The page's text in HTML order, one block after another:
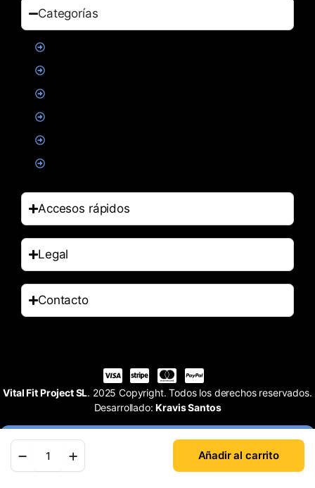
Añadir al carrito
Categorías
Accesos rápidos
Legal
Contacto
Vital Fit Project SL. 2025 Copyright. Todos los derechos reservados.
Desarrollado:Kravis Santos
Tienda Cuenta